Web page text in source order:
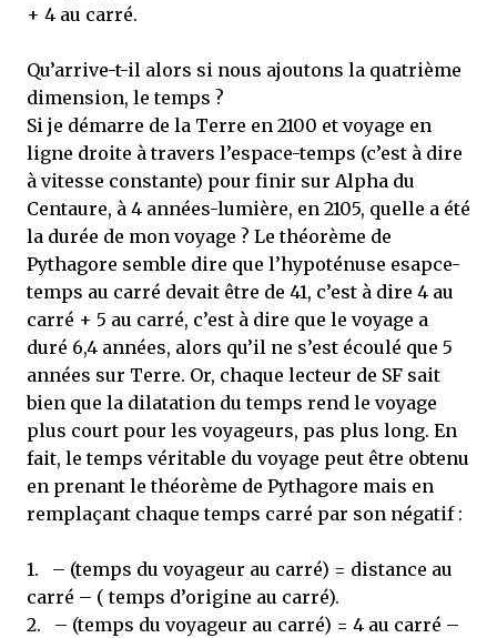
+ 4 au carré.
Qu’arrive-t-il alors si nous ajoutons la quatrième
dimension, le temps ?
Si je démarre de la Terre en 2100 et voyage en
ligne droite à travers l’espace-temps (c’est à dire
à vitesse constante) pour finir sur Alpha du
Centaure, à 4 années-lumière, en 2105, quelle a été
la durée de mon voyage ? Le théorème de
Pythagore semble dire que l’hypoténuse esapce-
temps au carré devait être de 41, c’est à dire 4 au
carré + 5 au carré, c’est à dire que le voyage a
duré 6,4 années, alors qu’il ne s’est écoulé que 5
années sur Terre. Or, chaque lecteur de SF sait
bien que la dilatation du temps rend le voyage
plus court pour les voyageurs, pas plus long. En
fait, le temps véritable du voyage peut être obtenu
en prenant le théorème de Pythagore mais en
remplaçant chaque temps carré par son négatif :
1. – (temps du voyageur au carré) = distance au
carré – ( temps d’origine au carré).
2. – (temps du voyageur au carré) = 4 au carré –